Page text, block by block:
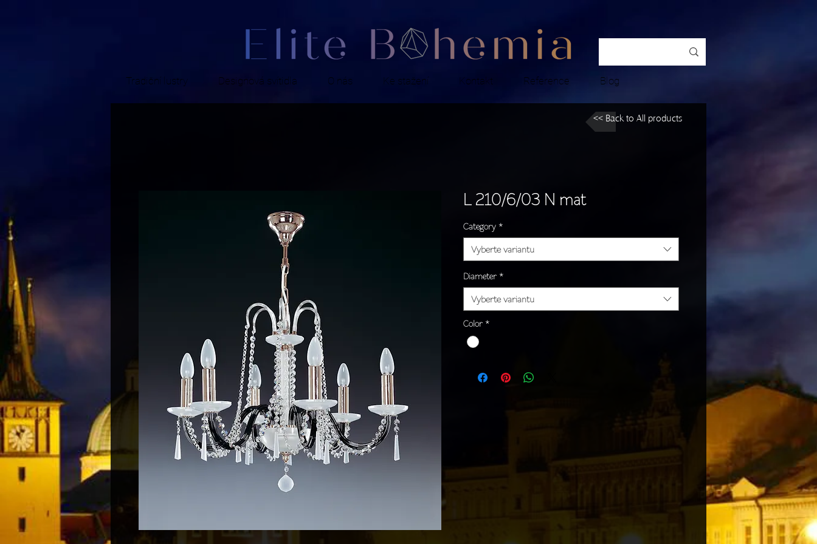
Tradiční lustry Designová svítidla O nás Ke stažení Kontakt Reference Blog
L 210/6/03 N mat
Category *
Vyberte variantu
Diameter *
Vyberte variantu
Color *
<< Back to All products